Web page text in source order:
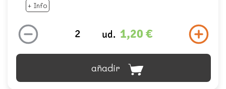
+ Info
ud. 1,20 €
añadir